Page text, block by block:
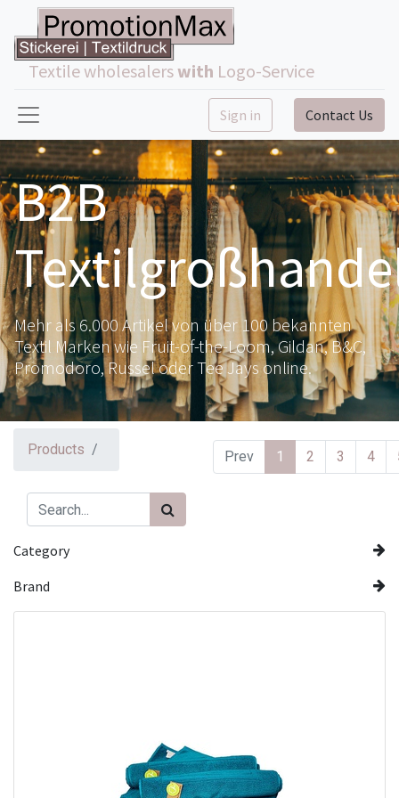
Textile wholesalerswith Logo-Service
Sign in Contact Us
B2B
Mehr als 6.000 Artikel von über 100 bekannten
Textil Marken wie Fruit-of-the-Loom, Gildan, B&C,
Promodoro, Russel oder Tee Jays online.
Products Prev 1 2 3 4
Category
Brand